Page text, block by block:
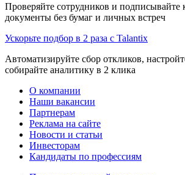
Проверяйте сотрудников и подписывайте
документы без бумаг и личных встреч
Ускорьте подбор в 2 раза с Talantix
Автоматизируйте сбор откликов,
собирайте аналитику в 2 клика
О компании
Наши вакансии
Партнерам
Реклама на сайте
Новости и статьи
Инвесторам
Кандидаты по профессиям